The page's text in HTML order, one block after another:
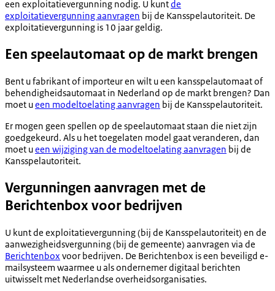
een exploitatievergunning nodig. U kuntde
exploitatievergunning aanvragen bij de Kansspelautoriteit. De
exploitatievergunning is 10 jaar geldig.
Een speelautomaat op de markt brengen
Bent u fabrikant of importeur en wilt u een kansspelautomaat of
behendigheidsautomaat in Nederland op de markt brengen? Dan
moet ueen modeltoelating aanvragen bij de Kansspelautoriteit.
Er mogen geen spellen op de speelautomaat staan die niet zijn
goedgekeurd. Als u het toegelaten model gaat veranderen, dan
moet ueen wijziging van de modeltoelating aanvragen bij de
Kansspelautoriteit.
Vergunningen aanvragen met de
Berichtenbox voor bedrijven
U kunt de exploitatievergunning (bij de Kansspelautoriteit) en de
aanwezigheidsvergunning (bij de gemeente) aanvragen via de
Berichtenbox voor bedrijven. De Berichtenbox is een beveiligd e-
mailsysteem waarmee u als ondernemer digitaal berichten
uitwisselt met Nederlandse overheidsorganisaties.